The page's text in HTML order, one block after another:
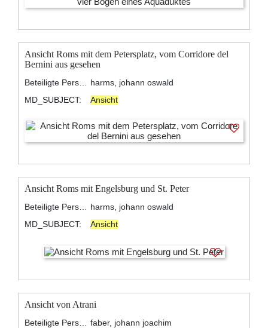
Ansicht Roms mit dem Petersplatz, vom Corridore del
Bernini aus gesehen
harms, johann oswald
MD_SUBJECT:
Ansicht
Ansicht Roms mit Engelsburg und St. Peter
harms, johann oswald
MD_SUBJECT:
Ansicht
Ansicht von Atrani
faber, johann joachim